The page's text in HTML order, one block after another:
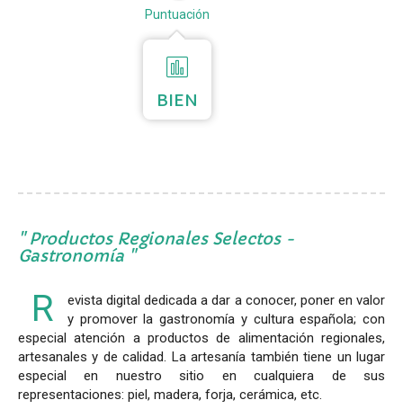
Puntuación
BIEN
Productos Regionales Selectos -
Gastronomía
R
evista digital dedicada a dar a conocer, poner en valor
y promover la gastronomía y cultura española; con
especial atención a productos de alimentación regionales,
artesanales y de calidad. La artesanía también tiene un lugar
especial en nuestro sitio en cualquiera de sus
representaciones: piel, madera, forja, cerámica, etc.